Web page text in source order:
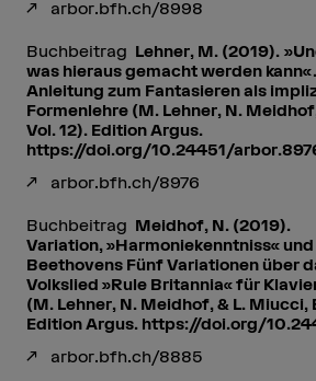
arbor.bfh.ch/8998
Buchbeitrag Lehner, M. (2019).
was hieraus gemacht werden
Anleitung zum Fantasieren als
Formenlehre (M. Lehner, N.
Vol. 12). Edition Argus.
https://doi.org/10.24451/
arbor.bfh.ch/8976
Buchbeitrag Meidhof, N. (2019).
Variation, »Harmoniekenntniss«
Beethovens Fünf Variationen über
Volkslied »Rule Britannia« für
(M. Lehner, N. Meidhof, & L. Miucci,
Edition Argus. https://doi.org/
arbor.bfh.ch/8885